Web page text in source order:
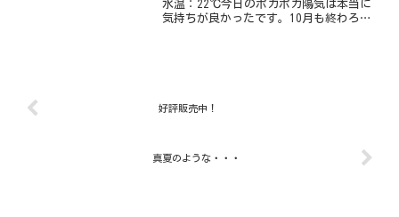
水温：22℃今日のポカポカ陽気は本当に
気持ちが良かったです。10月も終わろう
好評販売中！
真夏のような・・・